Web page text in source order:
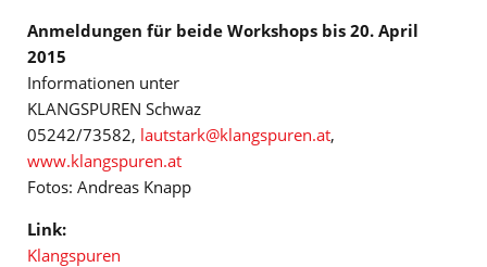
Anmeldungen für beide Workshops bis 20. April
2015
Informationen unter
KLANGSPUREN Schwaz
05242/73582, lautstark@klangspuren.at,
www.klangspuren.at
Fotos: Andreas Knapp
Link:
Klangspuren